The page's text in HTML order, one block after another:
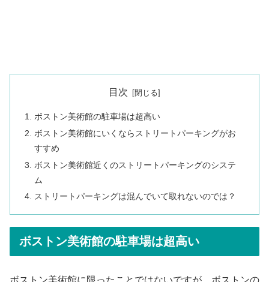
目次
ボストン美術館の駐車場は超高い
ボストン美術館にいくならストリートパーキングがお
すすめ
ボストン美術館近くのストリートパーキングのシステ
ム
ストリートパーキングは混んでいて取れないのでは？
ボストン美術館の駐車場は超高い
ボストン美術館に限ったことではないですが，ボストンの